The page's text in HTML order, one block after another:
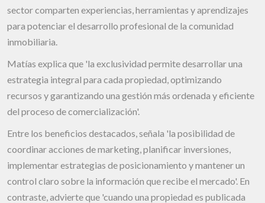
sector comparten experiencias, herramientas y aprendizajes
para potenciar el desarrollo profesional de la comunidad
inmobiliaria.
Matías explica que 'la exclusividad permite desarrollar una
estrategia integral para cada propiedad, optimizando
recursos y garantizando una gestión más ordenada y eficiente
del proceso de comercialización'.
Entre los beneficios destacados, señala 'la posibilidad de
coordinar acciones de marketing, planificar inversiones,
implementar estrategias de posicionamiento y mantener un
control claro sobre la información que recibe el mercado'. En
contraste, advierte que 'cuando una propiedad es publicada